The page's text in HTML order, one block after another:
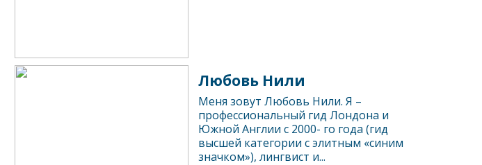
Любовь Нили
Меня зовут Любовь Нили. Я –
профессиональный гид Лондона и
Южной Англии с 2000- го года (гид
высшей категории с элитным «синим
значком»), лингвист и...